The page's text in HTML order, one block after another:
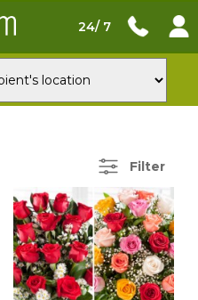
24/ 7
Filter